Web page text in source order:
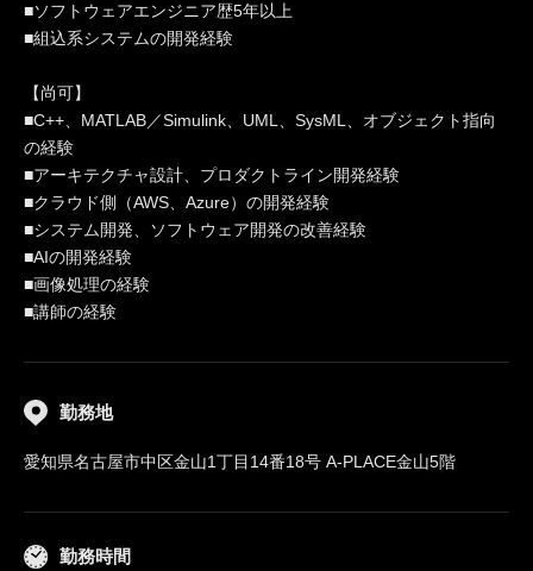
■ソフトウェアエンジニア歴5年以上
■組込系システムの開発経験
【尚可】
■C++、MATLAB／Simulink、UML、SysML、オブジェクト指向
の経験
■アーキテクチャ設計、プロダクトライン開発経験
■クラウド側（AWS、Azure）の開発経験
■システム開発、ソフトウェア開発の改善経験
■AIの開発経験
■画像処理の経験
■講師の経験
勤務地
愛知県名古屋市中区金山1丁目14番18号 A-PLACE金山5階
勤務時間